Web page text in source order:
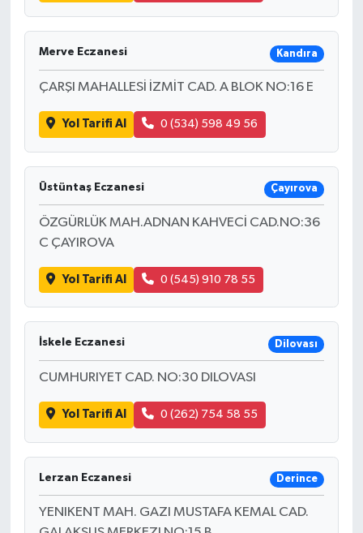
Merve Eczanesi Kandıra
ÇARŞI MAHALLESİ İZMİT CAD. A BLOK NO:16 E
Yol Tarifi Al 0 (534) 598 49 56
Üstüntaş Eczanesi Çayırova
ÖZGÜRLÜK MAH.ADNAN KAHVECİ CAD.NO:36
C ÇAYIROVA
Yol Tarifi Al 0 (545) 910 78 55
İskele Eczanesi Dilovası
CUMHURIYET CAD. NO:30 DILOVASI
Yol Tarifi Al 0 (262) 754 58 55
Lerzan Eczanesi Derince
YENIKENT MAH. GAZI MUSTAFA KEMAL CAD.